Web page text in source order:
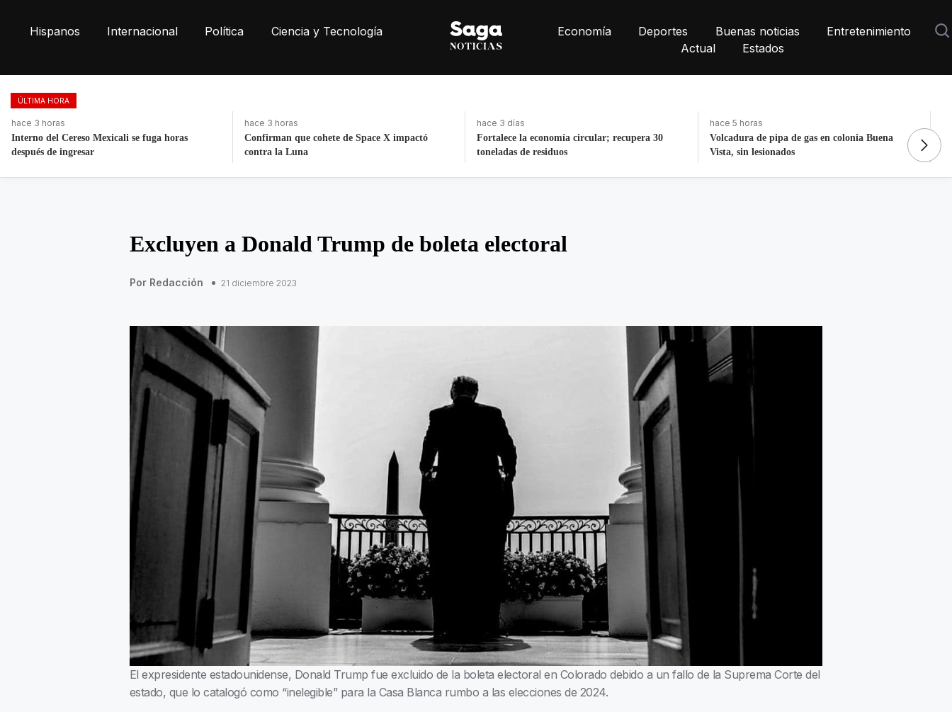
Hispanos Internacional Política Ciencia y Tecnología Economía Deportes Buenas noticias
Entretenimiento
Actual
Estados
ÚLTIMA HORA
hace 3 horas
Confirman que cohete de Space X impactó
contra la Luna
hace 3 días
Fortalece la economía circular; recupera 30
toneladas de residuos
hace 5 horas
Volcadura de pipa de gas en colonia Buena
Vista, sin lesionados
hace 3 días
La histórica cabalgata de Chignahuapan en
Puebla
Excluyen a Donald Trump de boleta electoral
Por Redacción 21 diciembre 2023
El expresidente estadounidense, Donald Trump fue excluido de la boleta electoral en Colorado debido a un fallo de la Suprema Corte del
estado, que lo catalogó como “inelegible” para la Casa Blanca rumbo a las elecciones de 2024.